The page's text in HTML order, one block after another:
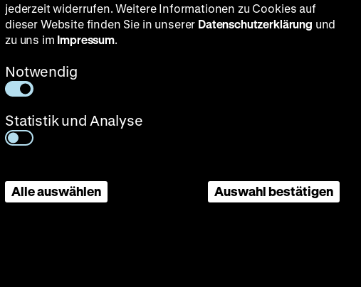
jederzeit widerrufen. Weitere Informationen zu Cookies auf
dieser Website finden Sie in unserer Datenschutzerklärung und
zu uns im Impressum.
Notwendig
Statistik und Analyse
Alle auswählen Auswahl bestätigen